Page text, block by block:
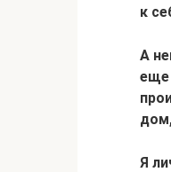
к
А
еще
Я